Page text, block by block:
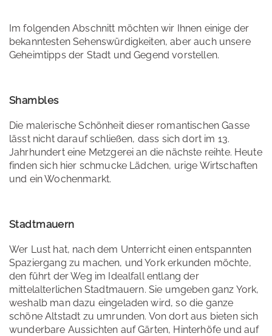
Im folgenden Abschnitt möchten wir Ihnen einige der
bekanntesten Sehenswürdigkeiten, aber auch unsere
Geheimtipps der Stadt und Gegend vorstellen.
Shambles
Die malerische Schönheit dieser romantischen Gasse
lässt nicht darauf schließen, dass sich dort im 13.
Jahrhundert eine Metzgerei an die nächste reihte. Heute
finden sich hier schmucke Lädchen, urige Wirtschaften
und ein Wochenmarkt.
Stadtmauern
Wer Lust hat, nach dem Unterricht einen entspannten
Spaziergang zu machen, und York erkunden möchte,
den führt der Weg im Idealfall entlang der
mittelalterlichen Stadtmauern. Sie umgeben ganz York,
weshalb man dazu eingeladen wird, so die ganze
schöne Altstadt zu umrunden. Von dort aus bieten sich
wunderbare Aussichten auf Gärten, Hinterhöfe und auf